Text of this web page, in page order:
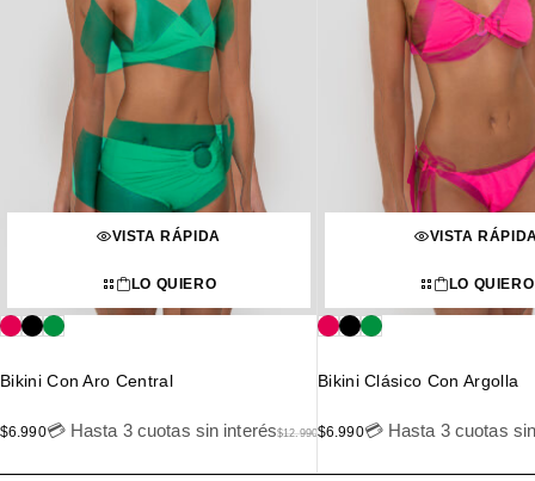
VISTA RÁPIDA
LO QUIERO
Bikini Con Aro Central
$12.990
$6.990💳 Hasta 3 cuotas sin interés
VISTA
LO QUIERO
Bikini Clásico Con Argolla
$6.990💳 Hasta 3 cuotas